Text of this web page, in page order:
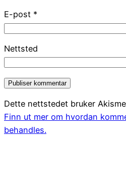
E-post *
Nettsted
Dette nettstedet bruker
Finn ut mer om hvordan
behandles.